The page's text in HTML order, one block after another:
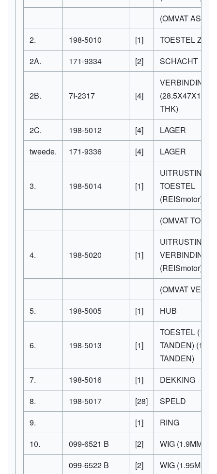
(OMVAT AS
2.
198-5010 [1]
TOESTEL
2A.
171-9334 [2] SCHACHT
2B. 7I-2317 [4]
THK)
2C.
198-5012 [4]
LAGER
tweede.
171-9336 [4] LAGER
3. 198-5014 [1]
UITRUSTING-
TOESTEL
(REISmotor)
(OMVAT
4. 198-5020 [1]
UITRUSTING-
VERBINDING
(REISmotor)
(OMVAT
5.
198-5005 [1] HUB
6. 198-5013 [1]
TOESTEL (14-
TANDEN) (14-
TANDEN)
7.
198-5016 [1]
DEKKING
8.
198-5017 [28]
SPELD
9.
[1]
RING
10.
099-6521 B [2] WIG (1.9MM
099-6522 B [2] WIG (1.95MM